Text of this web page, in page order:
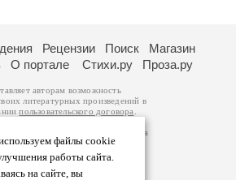
файлы cookie
работы сайта.
на сайте, вы
Рецензии Поиск
Магазин
О портале Стихи.ру Проза.ру
авторам возможность
литературных произведений в
пользовательского договора
принадлежат авторам
произведений возможна
к которому вы можете
странице. Ответственность за
несут самостоятельно на
изаконодательства